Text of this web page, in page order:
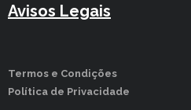
Avisos Legais
Termos e Condições
Política de Privacidade